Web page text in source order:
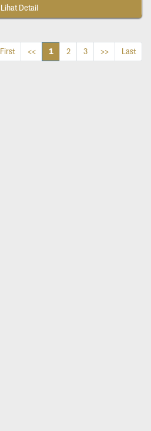
Lihat Detail
First << 1 2 3 >> Last